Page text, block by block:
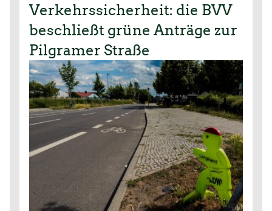
Verkehrssicherheit: die BVV
beschließt grüne Anträge zur
Pilgramer Straße